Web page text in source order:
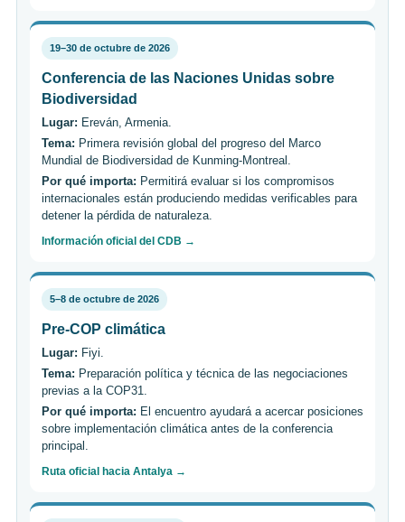
19–30 de octubre de 2026
Conferencia de las Naciones Unidas sobre
Biodiversidad
Lugar: Ereván, Armenia.
Tema: Primera revisión global del progreso del Marco
Mundial de Biodiversidad de Kunming-Montreal.
Por qué importa: Permitirá evaluar si los compromisos
internacionales están produciendo medidas verificables para
detener la pérdida de naturaleza.
Información oficial del CDB →
5–8 de octubre de 2026
Pre-COP climática
Lugar: Fiyi.
Tema: Preparación política y técnica de las negociaciones
previas a la COP31.
Por qué importa: El encuentro ayudará a acercar posiciones
sobre implementación climática antes de la conferencia
principal.
Ruta oficial hacia Antalya →